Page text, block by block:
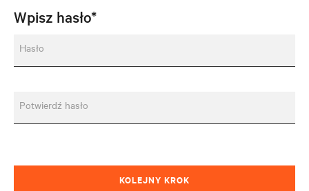
Wpisz hasło*
Hasło
Potwierdź hasło
KOLEJNY KROK